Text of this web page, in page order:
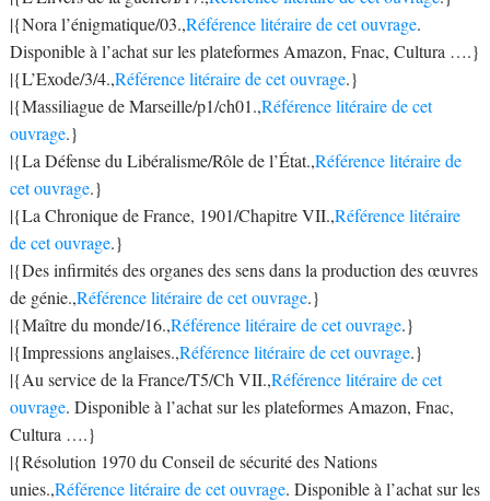
|{Nora l’énigmatique/03.,Référence litéraire de cet ouvrage.
Disponible à l’achat sur les plateformes Amazon, Fnac, Cultura ….}
|{L’Exode/3/4.,Référence litéraire de cet ouvrage.}
|{Massiliague de Marseille/p1/ch01.,Référence litéraire de cet
ouvrage.}
|{La Défense du Libéralisme/Rôle de l’État.,Référence litéraire de
cet ouvrage.}
|{La Chronique de France, 1901/Chapitre VII.,Référence litéraire
de cet ouvrage.}
|{Des infirmités des organes des sens dans la production des œuvres
de génie.,Référence litéraire de cet ouvrage.}
|{Maître du monde/16.,Référence litéraire de cet ouvrage.}
|{Impressions anglaises.,Référence litéraire de cet ouvrage.}
|{Au service de la France/T5/Ch VII.,Référence litéraire de cet
ouvrage. Disponible à l’achat sur les plateformes Amazon, Fnac,
Cultura ….}
|{Résolution 1970 du Conseil de sécurité des Nations
unies.,Référence litéraire de cet ouvrage. Disponible à l’achat sur les